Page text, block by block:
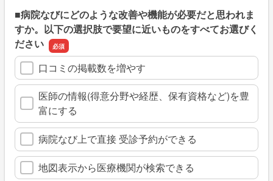
■病院なびにどのような改善や機能が必要だと思われま
すか。以下の選択肢で要望に近いものをすべてお選びく
ださい
口コミの掲載数を増やす
医師の情報(得意分野や経歴、保有資格など)を豊
富にする
病院なび上で直接 受診予約ができる
地図表示から医療機関が検索できる